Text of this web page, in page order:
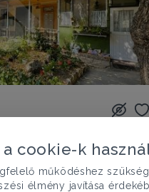
utca - Újpest
1 fürdő
cookie-k
működéshez
élmény javítása